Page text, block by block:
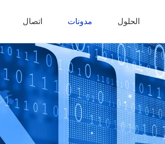
الحلول مدونات اتصال